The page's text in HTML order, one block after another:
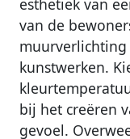
esthetiek van
van de
kunstwerken.
bij het creëren
gevoel.